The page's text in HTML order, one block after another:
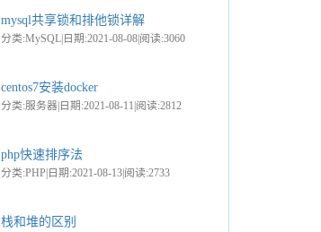
mysql共享锁和排他锁详解
分类:MySQL|日期:2021-08-08|阅读:3060
centos7安装docker
分类:服务器|日期:2021-08-11|阅读:2812
php快速排序法
分类:PHP|日期:2021-08-13|阅读:2733
栈和堆的区别